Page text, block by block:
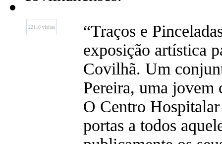
22116 visitas
“Traços e
exposição artística
Covilhã. Um
Pereira, uma jovem
O Centro
portas a todos